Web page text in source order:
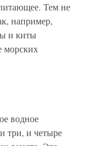
Тем не
например,
и киты
морских
водное
три, и четыре